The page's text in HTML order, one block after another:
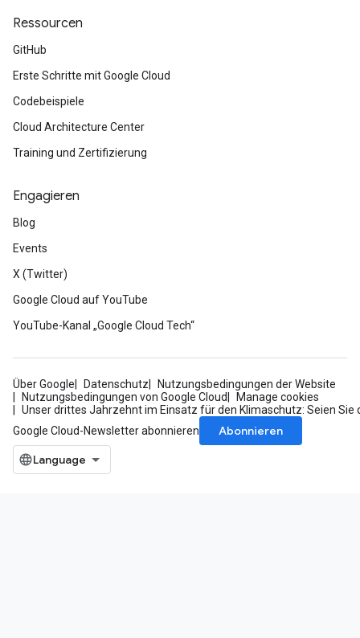
Ressourcen
GitHub
Erste Schritte mit Google Cloud
Codebeispiele
Cloud Architecture Center
Training und Zertifizierung
Engagieren
Blog
Events
X (Twitter)
Google Cloud auf YouTube
YouTube-Kanal „Google Cloud Tech“
Über Google Datenschutz
Nutzungsbedingungen der Website
Nutzungsbedingungen von Google Cloud
Manage cookies
Unser drittes Jahrzehnt im Einsatz für den Klimaschutz: Seien Sie
Google Cloud-Newsletter abonnieren
Abonnieren